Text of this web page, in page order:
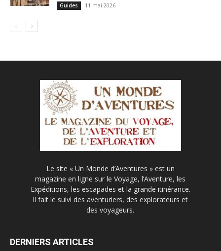
Guides 11 mai 2026
Le site « Un Monde d’Aventures » est un
magazine en ligne sur le Voyage, l’Aventure, les
Expéditions, les escapades et la grande itinérance.
Il fait le suivi des aventuriers, des explorateurs et
des voyageurs.
DERNIERS ARTICLES